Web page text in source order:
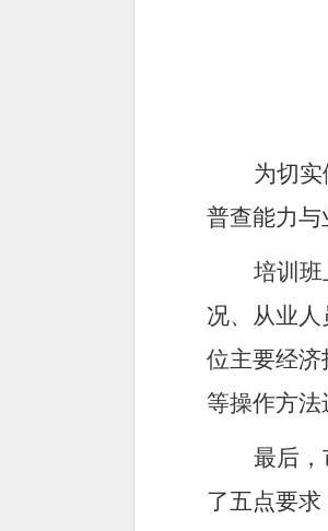
为切
普查能力与
培训
况、从业
位主要经
等操作方法
最后
了五点要